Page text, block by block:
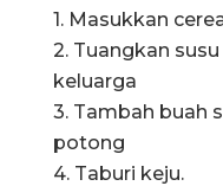
1. Masukkan
2. Tuangkan
keluarga
3. Tambah buah
potong
4. Taburi keju.